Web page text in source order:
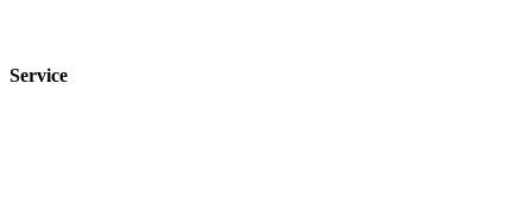
Service